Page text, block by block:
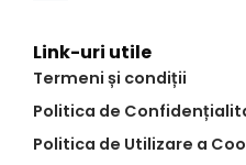
Link-uri utile
Termeni și condiții
Politica de
Politica de Utilizare a